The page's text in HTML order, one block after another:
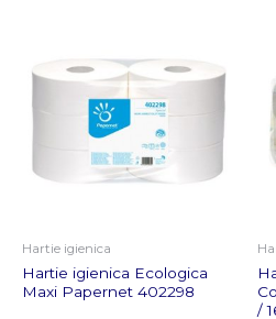
Hartie igienica
Hartie igienica Ecologica
Maxi Papernet 402298
/